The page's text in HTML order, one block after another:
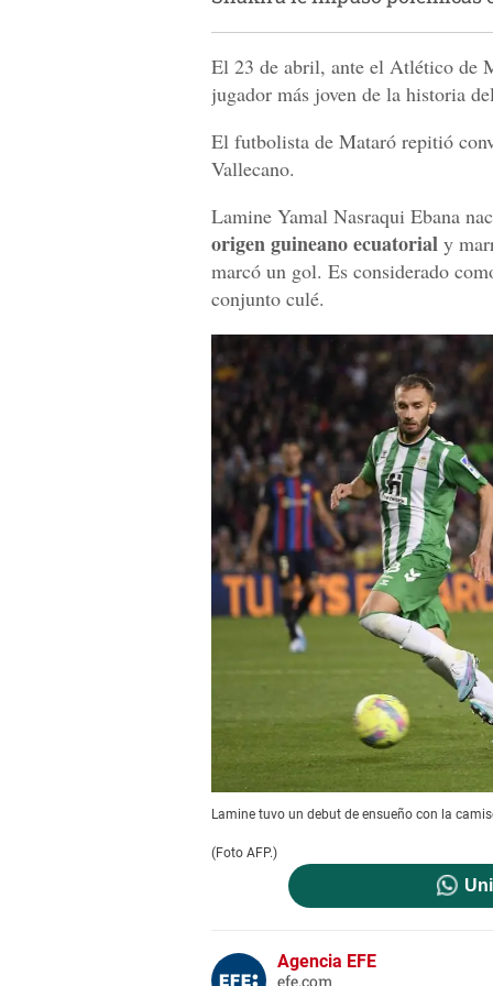
El 23 de abril, ante el Atlético de
jugador más joven de la historia
El futbolista de Mataró repitió
Vallecano.
Lamine Yamal Nasraqui Ebana
origen guineano ecuatorial y
marcó un gol. Es considerado
conjunto culé.
Lamine tuvo un debut de ensueño con la
(Foto AFP.)
Agencia EFE
efe.com